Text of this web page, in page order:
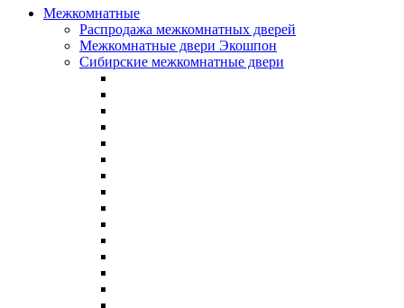
Межкомнатные
Распродажа межкомнатных дверей
Межкомнатные двери Экошпон
Сибирские межкомнатные двери